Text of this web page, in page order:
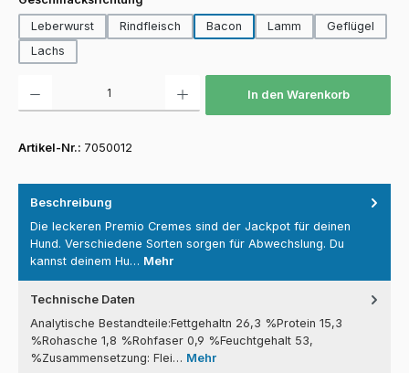
Leberwurst
Rindfleisch Bacon Lamm
Geflügel
Lachs
In den Warenkorb
Artikel-Nr.: 7050012
Beschreibung
Die leckeren Premio Cremes sind der Jackpot für deinen
Hund. Verschiedene Sorten sorgen für Abwechslung. Du
kannst deinem Hu… Mehr
Technische Daten
Analytische Bestandteile:Fettgehaltn 26,3 %Protein 15,3
%Rohasche 1,8 %Rohfaser 0,9 %Feuchtgehalt 53,
%Zusammensetzung: Flei… Mehr